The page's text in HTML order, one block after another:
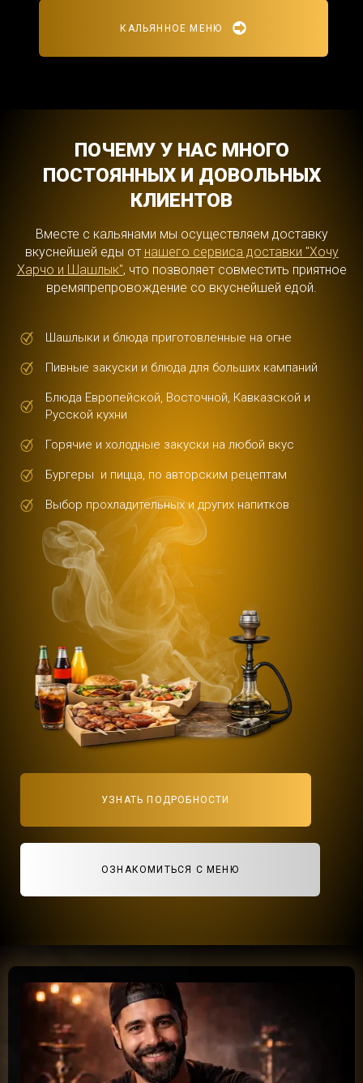
КАЛЬЯННОЕ МЕНЮ
ПОЧЕМУ У НАС МНОГО
ПОСТОЯННЫХ И ДОВОЛЬНЫХ
КЛИЕНТОВ
Вместе с кальянами мы осуществляем доставку
вкуснейшей еды от нашего сервиса доставки "Хочу
Харчо и Шашлык", что позволяет совместить приятное
времяпрепровождение со вкуснейшей едой.
Шашлыки и блюда приготовленные на огне
Пивные закуски и блюда для больших кампаний
Блюда Европейской, Восточной, Кавказской и
Русской кухни
Горячие и холодные закуски на любой вкус
Бургеры и пицца, по авторским рецептам
Выбор прохладительных и других напитков
УЗНАТЬ ПОДРОБНОСТИ
ОЗНАКОМИТЬСЯ С МЕНЮ